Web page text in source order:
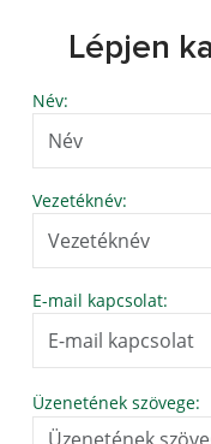
Lépjen
Név:
Vezetéknév:
E-mail kapcsolat:
Üzenetének szövege: